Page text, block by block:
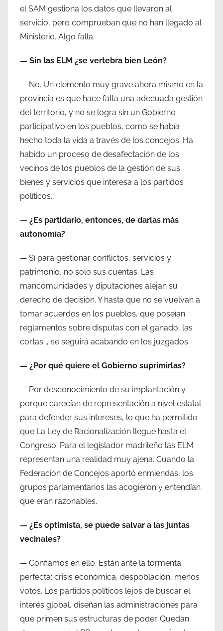
el SAM gestiona los datos que llevaron al
servicio, pero comprueban que no han llegado al
Ministerio. Algo falla.
— Sin las ELM ¿se vertebra bien León?
— No. Un elemento muy grave ahora mismo en la
provincia es que hace falta una adecuada gestión
del territorio, y no se logra sin un Gobierno
participativo en los pueblos, como se había
hecho toda la vida a través de los concejos. Ha
habido un proceso de desafectación de los
vecinos de los pueblos de la gestión de sus
bienes y servicios que interesa a los partidos
políticos.
— ¿Es partidario, entonces, de darlas más
autonomía?
— Sí para gestionar conflictos, servicios y
patrimonio, no solo sus cuentas. Las
mancomunidades y diputaciones alejan su
derecho de decisión. Y hasta que no se vuelvan a
tomar acuerdos en los pueblos, que poseían
reglamentos sobre disputas con el ganado, las
cortas…, se seguirá acabando en los juzgados.
— ¿Por qué quiere el Gobierno suprimirlas?
— Por desconocimiento de su implantación y
porque carecían de representación a nivel estatal
para defender sus intereses, lo que ha permitido
que La Ley de Racionalización llegue hasta el
Congreso. Para el legislador madrileño las ELM
representan una realidad muy ajena. Cuando la
Federación de Concejos aportó enmiendas, los
grupos parlamentarios las acogieron y entendían
que eran razonables.
— ¿Es optimista, se puede salvar a las juntas
vecinales?
— Confiamos en ello. Están ante la tormenta
perfecta: crisis económica, despoblación, menos
votos. Los partidos políticos lejos de buscar el
interés global, diseñan las administraciones para
que primen sus estructuras de poder. Quedan